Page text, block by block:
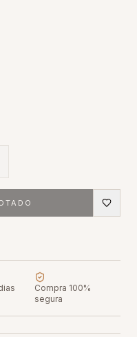
Compra 100%
segura